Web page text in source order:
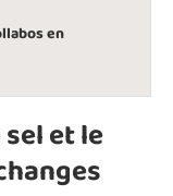
en
et le